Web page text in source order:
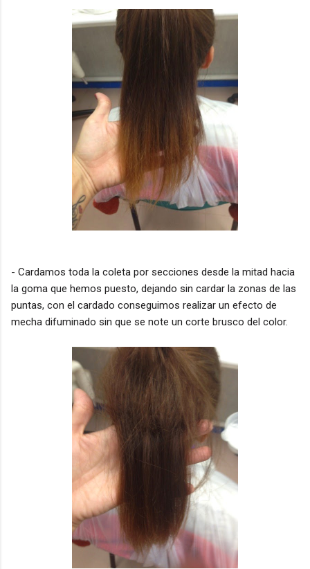
- Cardamos toda la coleta por secciones desde la mitad hacia
la goma que hemos puesto, dejando sin cardar la zonas de las
puntas, con el cardado conseguimos realizar un efecto de
mecha difuminado sin que se note un corte brusco del color.